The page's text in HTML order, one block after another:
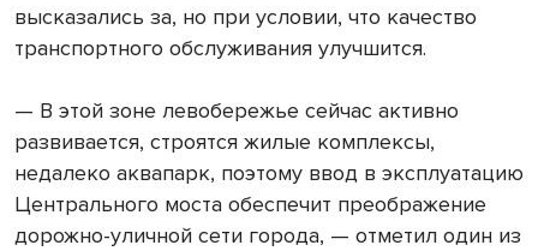
высказались за, но при условии, что качество
транспортного обслуживания улучшится.
— В этой зоне левобережье сейчас активно
развивается, строятся жилые комплексы,
недалеко аквапарк, поэтому ввод в эксплуатацию
Центрального моста обеспечит преображение
дорожно-уличной сети города, — отметил один из